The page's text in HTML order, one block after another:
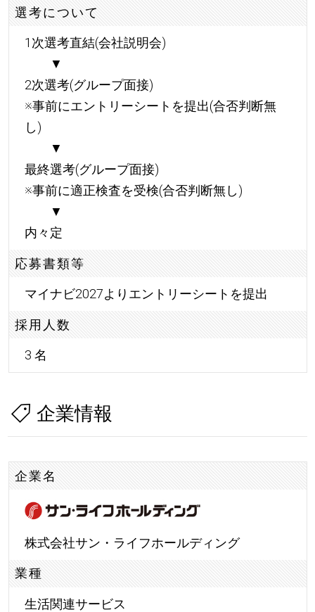
選考について
1次選考直結(会社説明会)
▼
2次選考(グループ面接)
※事前にエントリーシートを提出(合否判断無
し)
▼
最終選考(グループ面接)
※事前に適正検査を受検(合否判断無し)
▼
内々定
応募書類等
マイナビ2027よりエントリーシートを提出
採用人数
3 名
企業情報
企業名
株式会社サン・ライフホールディング
業種
生活関連サービス